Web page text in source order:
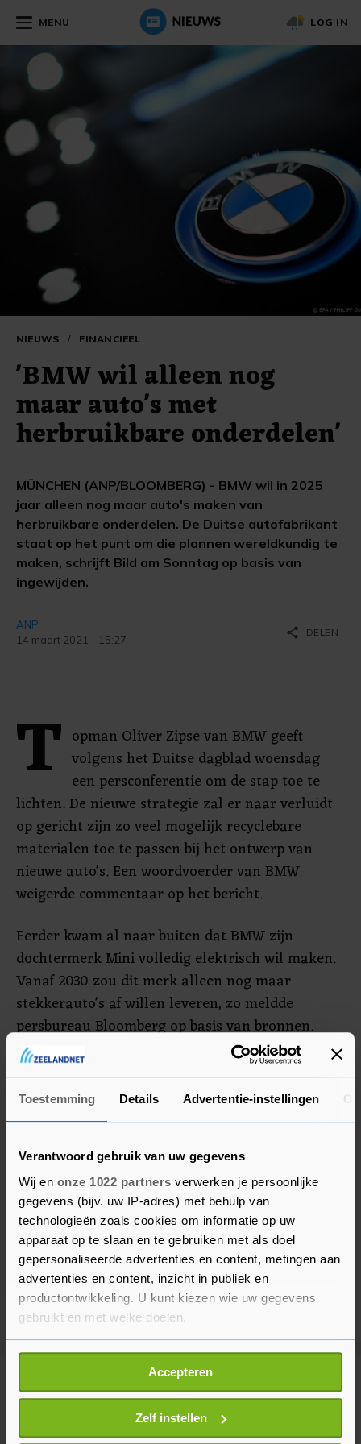
Toestemming Details Advertentie-instellingen
Verantwoord gebruik van uw gegevens
Wij en onze 1022 partners verwerken je persoonlijke
gegevens (bijv. uw IP-adres) met behulp van
technologieën zoals cookies om informatie op uw
apparaat op te slaan en te gebruiken met als doel
gepersonaliseerde advertenties en content, metingen aan
advertenties en content, inzicht in publiek en
productontwikkeling. U kunt kiezen wie uw gegevens
gebruikt en met welke doelen.
Als u het toestaat, willen we ook graag:
Informatie verzamelen over uw geografische
locatie, die tot een paar meter nauwkeurig kan zijn
Uw apparaat identificeren door het actief te
scannen op specifieke eigenschappen (fingerprinting)
Accepteren
Zelf instellen
MENU LOG IN
NIEUWS / FINANCIEEL
'BMW wil alleen nog
maar auto's met
herbruikbare onderdelen'
MÜNCHEN (ANP/BLOOMBERG) - BMW wil in 2025
jaar alleen nog maar auto's maken van
herbruikbare onderdelen. De Duitse autofabrikant
staat op het punt om die plannen wereldkundig te
maken, schrijft Bild am Sonntag op basis van
ingewijden.
ANP
14 maart 2021 - 15:27
share DELEN
T opman Oliver Zipse van BMW geeft
volgens het Duitse dagblad woensdag
een persconferentie om de stap toe te
lichten. De nieuwe strategie zal er naar verluidt
op gericht zijn zo veel mogelijk recyclebare
materialen toe te passen bij het ontwerp van
nieuwe auto's. Een woordvoerder van BMW
weigerde commentaar op het bericht.
Eerder kwam al naar buiten dat BMW zijn
dochtermerk Mini volledig elektrisch wil maken.
Vanaf 2030 zou dit merk alleen nog maar
stekkerauto's af willen leveren, zo meldde
persbureau Bloomberg op basis van bronnen.
Meer uit Financieel
Wall Street sluit hoger na